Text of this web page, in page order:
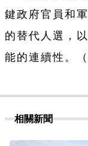
鍵政府官員和
的替代人選，
能的連續性。（
相關新聞